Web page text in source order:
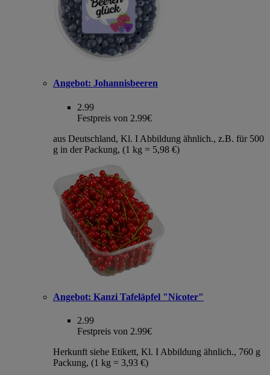
Angebot: Johannisbeeren
2.99
Festpreis von 2.99€
aus Deutschland, Kl. I Abbildung ähnlich., z.B. für 500
g in der Packung, (1 kg = 5,98 €)
Angebot: Kanzi Tafeläpfel "Nicoter"
2.99
Festpreis von 2.99€
Herkunft siehe Etikett, Kl. I Abbildung ähnlich., 760 g
Packung, (1 kg = 3,93 €)